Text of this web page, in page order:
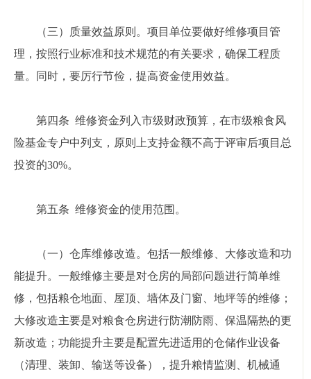
（三）质量效益原则。项目单位要做好维修项目管
理，按照行业标准和技术规范的有关要求，确保工程质
量。同时，要厉行节俭，提高资金使用效益。
第四条 维修资金列入市级财政预算，在市级粮食风
险基金专户中列支，原则上支持金额不高于评审后项目总
投资的30%。
第五条 维修资金的使用范围。
（一）仓库维修改造。包括一般维修、大修改造和功
能提升。一般维修主要是对仓房的局部问题进行简单维
修，包括粮仓地面、屋顶、墙体及门窗、地坪等的维修；
大修改造主要是对粮食仓房进行防潮防雨、保温隔热的更
新改造；功能提升主要是配置先进适用的仓储作业设备
（清理、装卸、输送等设备），提升粮情监测、机械通